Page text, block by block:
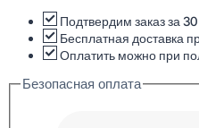
Стеновая
панель
12x120x2700
Подтвердим заказ за
Бесплатная доставка
Оплатить можно при
Безопасная оплата